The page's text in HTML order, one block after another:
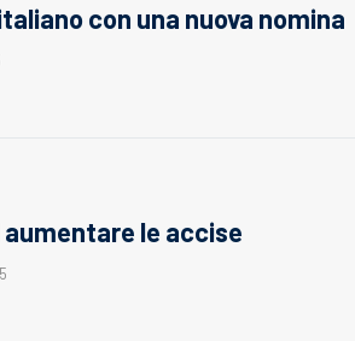
con una nuova nomina
le accise